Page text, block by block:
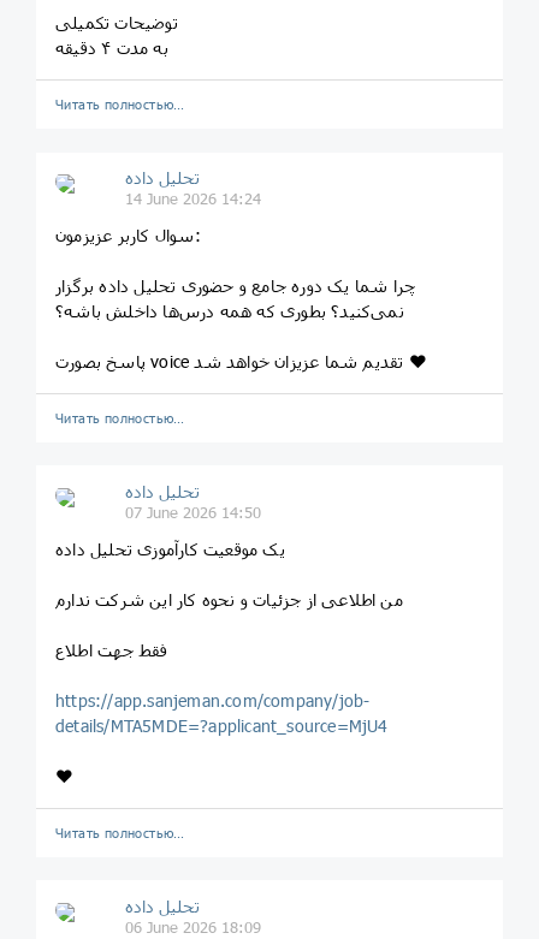
توضیحات تکمیلی
به مدت ۴ دقیقه
Читать полностью…
تحلیل داده
14 June 2026 14:24
سوال کاربر عزیزمون:
چرا شما یک دوره جامع و حضوری تحلیل داده برگزار
نمی‌کنید؟ بطوری که همه درس‌ها داخلش باشه؟
پاسخ بصورت voice تقدیم شما عزیزان خواهد شد ❤️
Читать полностью…
تحلیل داده
07 June 2026 14:50
یک موقعیت کارآموزی تحلیل داده
من اطلاعی از جزئیات و نحوه کار این شرکت ندارم
فقط جهت اطلاع
https://app.sanjeman.com/company/job-
details/MTA5MDE=?applicant_source=MjU4
❤️
Читать полностью…
تحلیل داده
06 June 2026 18:09